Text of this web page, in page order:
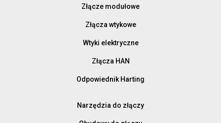
Złącze modułowe
Złącza wtykowe
Wtyki elektryczne
Złącza HAN
Odpowiednik Harting
Narzędzia do złączy